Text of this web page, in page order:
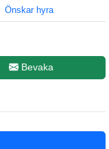
Önskar hyra
Bevaka